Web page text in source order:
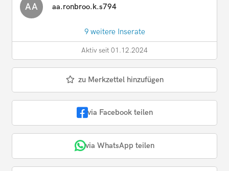
AA aa.ronbroo.k.s794
9 weitere Inserate
Aktiv seit 01.12.2024
zu Merkzettel hinzufügen
via Facebook teilen
via WhatsApp teilen